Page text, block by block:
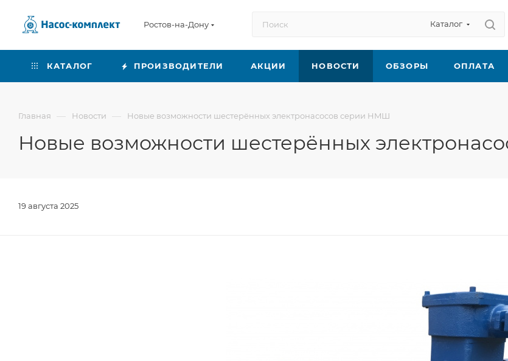
Ростов-на-Дону Каталог
КАТАЛОГ ПРОИЗВОДИТЕЛИ АКЦИИ НОВОСТИ ОБЗОРЫ ОПЛАТА
Главная — Новости — Новые возможности шестерённых электронасосов серии HMШ
Новые возможности шестерённых
19 августа 2025